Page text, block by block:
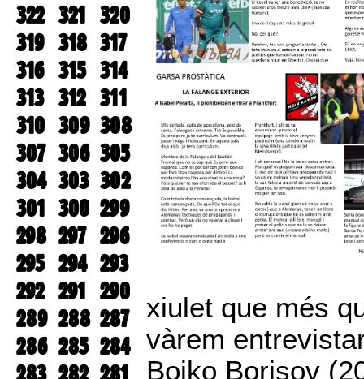
322 321 320
319 318 317
316 315 314
313 312 311
310 309 308
307 306 305
304 303 302
301 300 299
298 297 296
295 294 293
292 291 290
289 288 287
286 285 284
xiulet que més
vàrem
Boiko Borisov